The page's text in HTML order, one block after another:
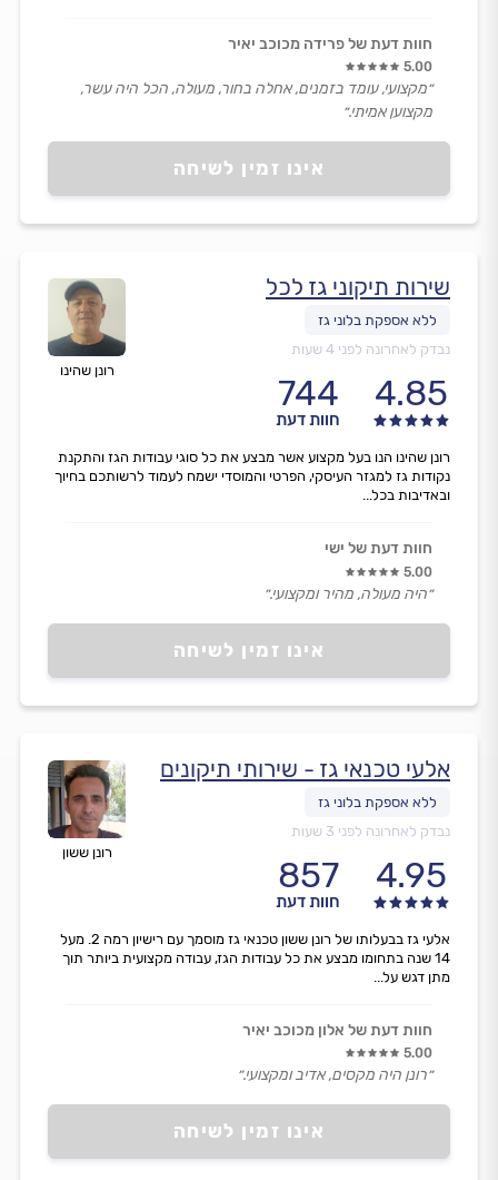
אינו זמין לשיחה
חוות דעת של פרידה מכוכב יאיר
5.00
״מקצועי, עומד בזמנים, אחלה בחור, מעולה, הכל היה עשר,
מקצוען אמיתי.״
רונן שהינו
שירות תיקוני גז לכל
נבדק לאחרונה לפני 4 שעות
4.85
744
חוות דעת
אינו זמין לשיחה
רונן שהינו הנו בעל מקצוע אשר מבצע את כל סוגי עבודות הגז והתקנת
נקודות גז למגזר העיסקי, הפרטי והמוסדי ישמח לעמוד לרשותכם בחיוך
ובאדיבות בכל...
חוות דעת של ישי
5.00
״היה מעולה, מהיר ומקצועי.״
רונן ששון
אלעי טכנאי גז - שירותי תיקונים
נבדק לאחרונה לפני 3 שעות
4.95
857
חוות דעת
אינו זמין לשיחה
אלעי גז בבעלותו של רונן ששון טכנאי גז מוסמך עם רישיון רמה 2. מעל
14 שנה בתחומו מבצע את כל עבודות הגז, עבודה מקצועית ביותר תוך
מתן דגש על...
חוות דעת של אלון מכוכב יאיר
5.00
״רונן היה מקסים, אדיב ומקצועי.״